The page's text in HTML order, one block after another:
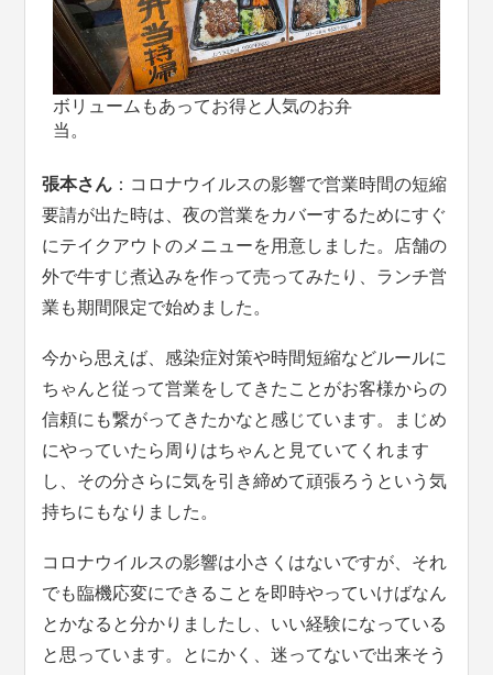
ボリュームもあってお得と人気のお弁
当
張本さん ：コロナウイルスの影響で営業時間の短縮
要請が出た時は、夜の営業をカバーするためにすぐ
にテイクアウトのメニューを用意しました。店舗の
外で牛すじ煮込みを作って売ってみたり、ランチ営
業も期間限定で始めました。
今から思えば、感染症対策や時間短縮などルールに
ちゃんと従って営業をしてきたことがお客様からの
信頼にも繋がってきたかなと感じています。まじめ
にやっていたら周りはちゃんと見ていてくれます
し、その分さらに気を引き締めて頑張ろうという気
持ちにもなりました。
コロナウイルスの影響は小さくはないですが、それ
でも臨機応変にできることを即時やっていけばなん
とかなると分かりましたし、いい経験になっている
と思っています。とにかく、迷ってないで出来そう